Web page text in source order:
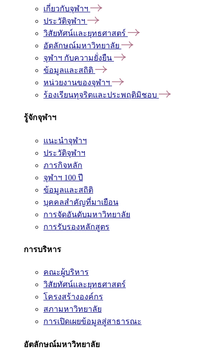
เกี่ยวกับจุฬาฯ
ประวัติจุฬาฯ
วิสัยทัศน์และยุทธศาสตร์
อัตลักษณ์มหาวิทยาลัย
จุฬาฯ กับความยั่งยืน
ข้อมูลและสถิติ
หน่วยงานของจุฬาฯ
ร้องเรียนทุจริตและประพฤติมิชอบ
รู้จักจุฬาฯ
แนะนำจุฬาฯ
ประวัติจุฬาฯ
ภารกิจหลัก
จุฬาฯ 100 ปี
ข้อมูลและสถิติ
บุคคลสำคัญที่มาเยือน
การจัดอันดับมหาวิทยาลัย
การรับรองหลักสูตร
การบริหาร
คณะผู้บริหาร
วิสัยทัศน์และยุทธศาสตร์
โครงสร้างองค์กร
สภามหาวิทยาลัย
การเปิดเผยข้อมูลสู่สาธารณะ
อัตลักษณ์มหาวิทยาลัย